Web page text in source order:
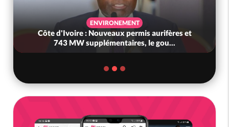
ENVIRONEMENT
Côte d'Ivoire : Nouveaux permis aurifères et
743 MW supplémentaires, le gou...